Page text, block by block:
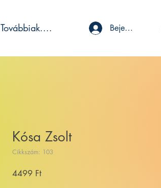
Továbbiak.... Bejelentkezés
Kósa Zsolt
Cikkszám: 103
4499 FtÁr